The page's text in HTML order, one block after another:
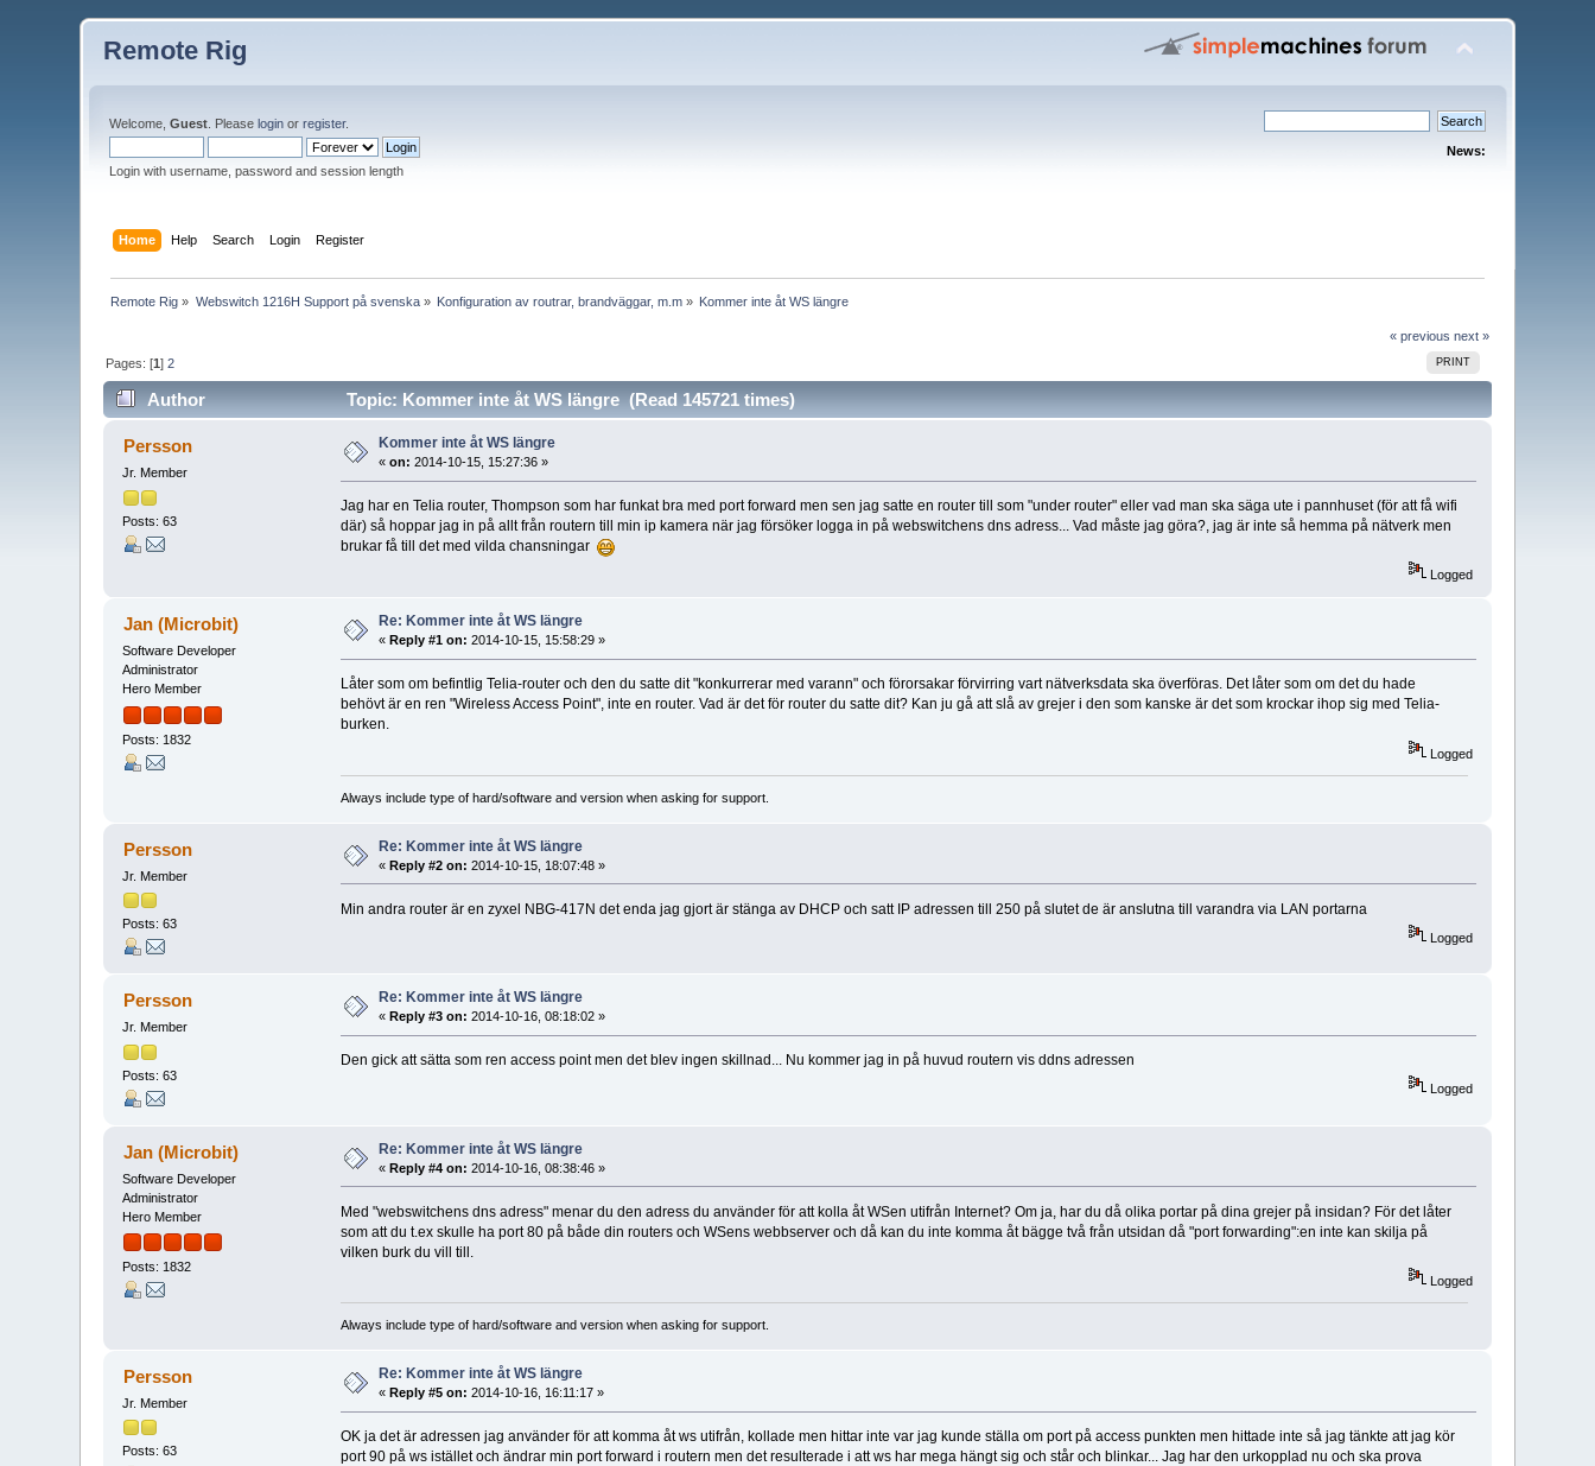
Remote Rig
Welcome,Guest . Pleaselogin orregister.
Login with username, password and session length
News:
Home Help Search Login Register
Remote Rig » Webswitch 1216H Support på svenska» Konfiguration av routrar, brandväggar, m.m » Kommer inte åt WS längre
« previous next »
PRINT
Pages: [1]2
Author Topic: Kommer inte åt WS längre (Read 145721 times)
Persson
Jr. Member
Posts: 63
Kommer inte åt WS längre
«on: 2014-10-15, 15:27:36 »
Jag har en Telia router, Thompson som har funkat bra med port forward men sen jag satte en router till som "under router" eller vad man ska säga ute i pannhuset (för att få wifi
där) så hoppar jag in på allt från routern till min ip kamera när jag försöker logga in på webswitchens dns adress... Vad måste jag göra?, jag är inte så hemma på nätverk men
brukar få till det med vilda chansningar
Logged
Jan (Microbit)
Software Developer
Administrator
Hero Member
Posts: 1832
Re: Kommer inte åt WS längre
« Reply #1 on: 2014-10-15, 15:58:29 »
Låter som om befintlig Telia-router och den du satte dit "konkurrerar med varann" och förorsakar förvirring vart nätverksdata ska överföras. Det låter som om det du hade
behövt är en ren "Wireless Access Point", inte en router. Vad är det för router du satte dit? Kan ju gå att slå av grejer i den som kanske är det som krockar ihop sig med Telia-
burken.
Logged
Always include type of hard/software and version when asking for support.
Persson
Jr. Member
Posts: 63
Re: Kommer inte åt WS längre
«Reply #2 on: 2014-10-15, 18:07:48 »
Min andra router är en zyxel NBG-417N det enda jag gjort är stänga av DHCP och satt IP adressen till 250 på slutet de är anslutna till varandra via LAN portarna
Logged
Persson
Jr. Member
Posts: 63
Re: Kommer inte åt WS längre
« Reply #3 on: 2014-10-16, 08:18:02 »
Den gick att sätta som ren access point men det blev ingen skillnad... Nu kommer jag in på huvud routern vis ddns adressen
Logged
Jan (Microbit)
Software Developer
Administrator
Hero Member
Posts: 1832
Re: Kommer inte åt WS längre
«Reply #4 on: 2014-10-16, 08:38:46 »
Med "webswitchens dns adress" menar du den adress du använder för att kolla åt WSen utifrån Internet? Om ja, har du då olika portar på dina grejer på insidan? För det låter
som att du t.ex skulle ha port 80 på både din routers och WSens webbserver och då kan du inte komma åt bägge två från utsidan då "port forwarding":en inte kan skilja på
vilken burk du vill till.
Logged
Always include type of hard/software and version when asking for support.
Persson
Jr. Member
Posts: 63
Re: Kommer inte åt WS längre
«Reply #5 on: 2014-10-16, 16:11:17 »
OK ja det är adressen jag använder för att komma åt ws utifrån, kollade men hittar inte var jag kunde ställa om port på access punkten men hittade inte så jag tänkte att jag kör
port 90 på ws istället och ändrar min port forward i routern men det resulterade i att ws har mega hängt sig och står och blinkar... Jag har den urkopplad nu och ska prova